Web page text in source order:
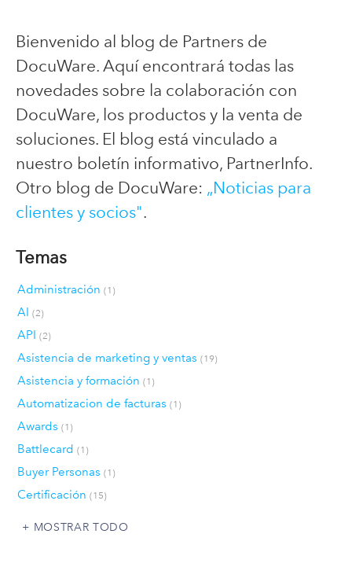
Bienvenido al blog de Partners de
DocuWare. Aquí encontrará todas las
novedades sobre la colaboración con
DocuWare, los productos y la venta de
soluciones. El blog está vinculado a
nuestro boletín informativo, PartnerInfo.
Otro blog de DocuWare: „Noticias para
clientes y socios".
Temas
Administración (1)
AI (2)
API (2)
Asistencia de marketing y ventas (19)
Asistencia y formación (1)
Automatizacion de facturas (1)
Awards (1)
Battlecard (1)
Buyer Personas (1)
Certificación (15)
MOSTRAR TODO